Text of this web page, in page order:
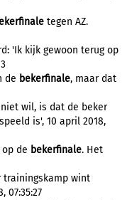
tegen AZ.
'Ik kijk gewoon terug op
de bekerfinale, maar dat
wil, is dat de beker
is', 10 april 2018,
de bekerfinale. Het
trainingskamp wint
07:35:27